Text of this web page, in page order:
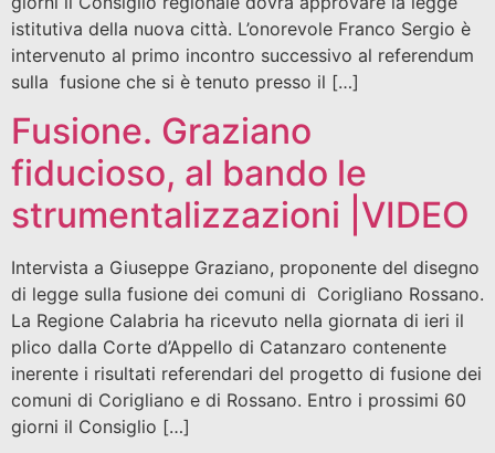
istitutiva della nuova città. L’onorevole Franco Sergio è
intervenuto al primo incontro successivo al referendum
sulla fusione che si è tenuto presso il […]
Fusione. Graziano
fiducioso, al bando le
strumentalizzazioni |VIDEO
Intervista a Giuseppe Graziano, proponente del disegno
di legge sulla fusione dei comuni di Corigliano Rossano.
La Regione Calabria ha ricevuto nella giornata di ieri il
plico dalla Corte d’Appello di Catanzaro contenente
inerente i risultati referendari del progetto di fusione dei
comuni di Corigliano e di Rossano. Entro i prossimi 60
giorni il Consiglio […]